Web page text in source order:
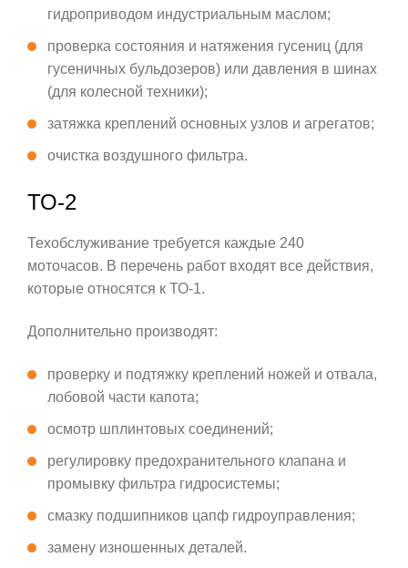
гидроприводом индустриальным маслом;
проверка состояния и натяжения гусениц (для
гусеничных бульдозеров) или давления в шинах
(для колесной техники);
затяжка креплений основных узлов и агрегатов;
очистка воздушного фильтра.
ТО-2
Техобслуживание требуется каждые 240
моточасов. В перечень работ входят все действия,
которые относятся к ТО-1.
Дополнительно производят:
проверку и подтяжку креплений ножей и отвала,
лобовой части капота;
осмотр шплинтовых соединений;
регулировку предохранительного клапана и
промывку фильтра гидросистемы;
смазку подшипников цапф гидроуправления;
замену изношенных деталей.